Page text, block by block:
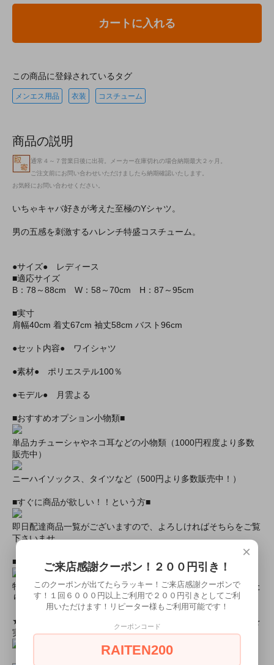
カートに入れる
この商品に登録されているタグ
メンエス用品 衣装 コスチューム
商品の説明
通常４～７営業日後に出荷。メーカー在庫切れの場合納期最大２ヶ月。
ご注文前にお問い合わせいただけましたら納期確認いたします。
お気軽にお問い合わせください。
いちゃキャバ好きが考えた至極のYシャツ。
男の五感を刺激するハレンチ特盛コスチューム。
●サイズ● レディース
■適応サイズ
B：78～88cm W：58～70cm H：87～95cm
■実寸
肩幅40cm 着丈67cm 袖丈58cm バスト96cm
●セット内容● ワイシャツ
●素材● ポリエステル100％
●モデル● 月雲よる
■おすすめオプション小物類■
単品カチューシャやネコ耳などの小物類（1000円程度より多数
販売中）
ニーハイソックス、タイツなど（500円より多数販売中！）
■すぐに商品が欲しい！！という方■
即日配達商品一覧がございますので、よろしければそちらをご覧
下さいませ。
■とにかく安くて高品質な商品が欲しい！という方■
特別割引商品を掲載しています！最大８０％引きの商品もあった
りします！
★ミアカフェ・ミアリラではミアコス衣装を着用したイベントを
実施中★
×
ご来店感謝クーポン！２００円引き！
このクーポンが出てたらラッキー！ご来店感謝クーポンで
す！１回６０００円以上ご利用で２００円引きとしてご利
用いただけます！リピーター様もご利用可能です！
クーポンコード
RAITEN200